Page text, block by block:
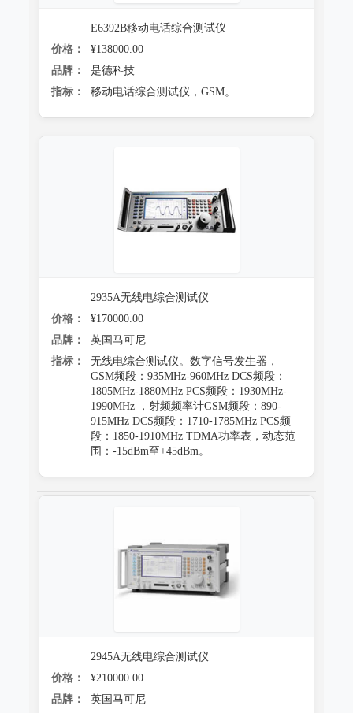
E6392B移动电话综合测试仪
价格：
¥138000.00
品牌：
是德科技
指标：
移动电话综合测试仪，GSM。
2935A无线电综合测试仪
价格：
¥170000.00
品牌：
英国马可尼
指标：
无线电综合测试仪。数字信号发生器，
GSM频段：935MHz-960MHz DCS频段：
1805MHz-1880MHz PCS频段：1930MHz-
1990MHz ，射频频率计GSM频段：890-
915MHz DCS频段：1710-1785MHz PCS频
段：1850-1910MHz TDMA功率表，动态范
围：-15dBm至+45dBm。
2945A无线电综合测试仪
价格：
¥210000.00
品牌：
英国马可尼